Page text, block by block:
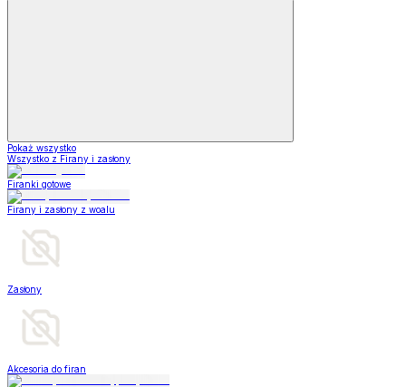
Pokaż wszystko
Wszystko z Firany i zasłony
Firanki gotowe
Firany i zasłony z woalu
Zasłony
Akcesoria do firan